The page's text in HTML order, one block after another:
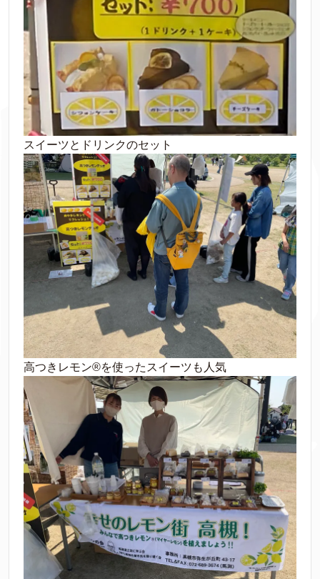
スイーツとドリンクのセット
高つきレモン®を使ったスイーツも人気